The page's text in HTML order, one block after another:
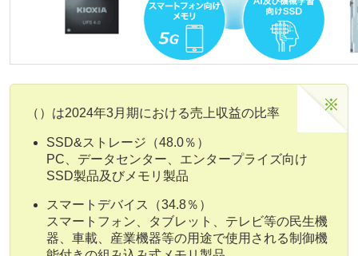
（）は2024年3月期における売上収益の比率
SSD&ストレージ（48.0％）
PC、データセンター、エンタープライズ向け
SSD製品及びメモリ製品
スマートデバイス（34.8％）
スマートフォン、タブレット、テレビ等の民生機
器、車載、産業機器等の用途で使用される制御機